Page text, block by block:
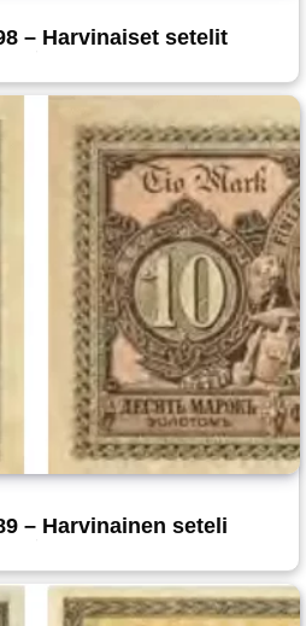
– Harvinaiset setelit
– Harvinainen seteli